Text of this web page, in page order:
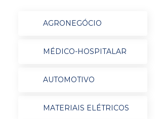
AGRONEGÓCIO
MÉDICO-HOSPITALAR
AUTOMOTIVO
MATERIAIS ELÉTRICOS